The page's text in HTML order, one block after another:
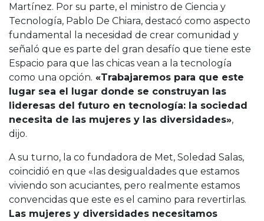
Martínez. Por su parte, el ministro de Ciencia y
Tecnología, Pablo De Chiara, destacó como aspecto
fundamental la necesidad de crear comunidad y
señaló que es parte del gran desafío que tiene este
Espacio para que las chicas vean a la tecnología
como una opción. «Trabajaremos para que este
lugar sea el lugar donde se construyan las
lideresas del futuro en tecnología: la sociedad
necesita de las mujeres y las diversidades»,
dijo.
A su turno, la co fundadora de Met, Soledad Salas,
coincidió en que «las desigualdades que estamos
viviendo son acuciantes, pero realmente estamos
convencidas que este es el camino para revertirlas.
Las mujeres y diversidades necesitamos